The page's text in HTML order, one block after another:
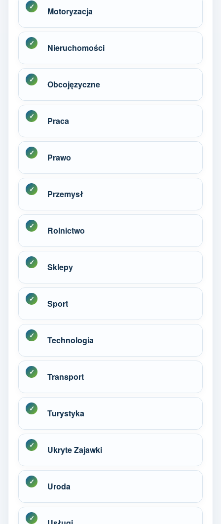
Motoryzacja
Nieruchomości
Obcojęzyczne
Praca
Prawo
Przemysł
Rolnictwo
Sklepy
Sport
Technologia
Transport
Turystyka
Ukryte Zajawki
Uroda